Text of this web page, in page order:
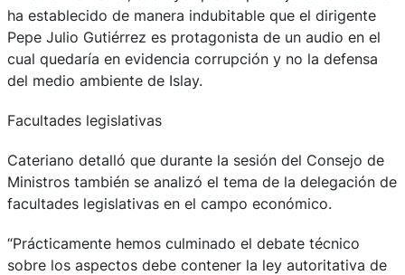
ha establecido de manera indubitable que el dirigente
Pepe Julio Gutiérrez es protagonista de un audio en el
cual quedaría en evidencia corrupción y no la defensa
del medio ambiente de Islay.
Facultades legislativas
Cateriano detalló que durante la sesión del Consejo de
Ministros también se analizó el tema de la delegación de
facultades legislativas en el campo económico.
“Prácticamente hemos culminado el debate técnico
sobre los aspectos debe contener la ley autoritativa de